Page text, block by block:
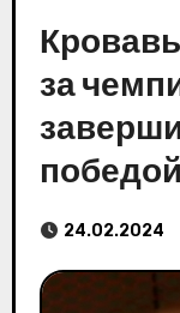
за
24.02.2024